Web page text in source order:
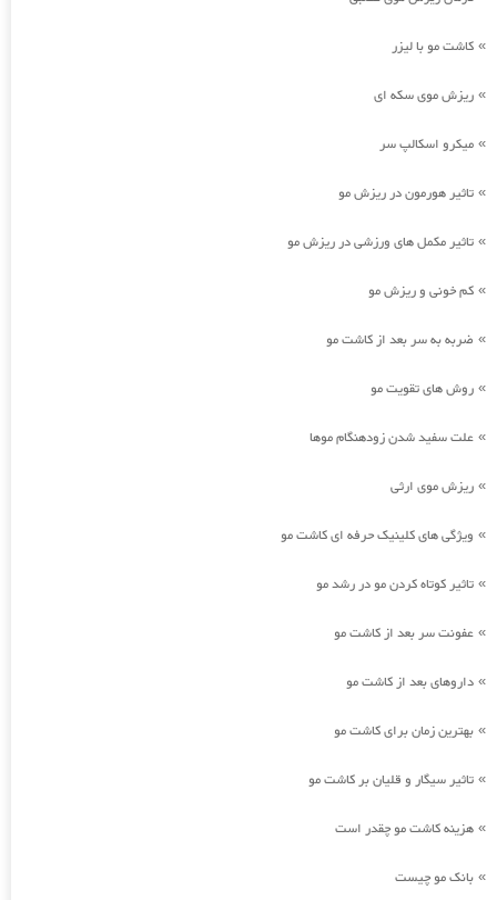
» کاشت مو با لیزر
» ریزش موی سکه ای
» میکرو اسکالپ سر
» تاثیر هورمون در ریزش مو
» تاثیر مکمل های ورزشی در ریزش مو
» کم خونی و ریزش مو
» ضربه به سر بعد از کاشت مو
» روش های تقویت مو
» علت سفید شدن زودهنگام موها
» ریزش موی ارثی
» ویژگی های کلینیک حرفه ای کاشت مو
» تاثیر کوتاه کردن مو در رشد مو
» عفونت سر بعد از کاشت مو
» داروهای بعد از کاشت مو
» بهترین زمان برای کاشت مو
» تاثیر سیگار و قلیان بر کاشت مو
» هزینه کاشت مو چقدر است
» بانک مو چیست